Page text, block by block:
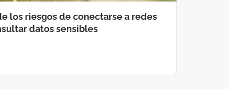
los riesgos de conectarse a redes
datos sensibles